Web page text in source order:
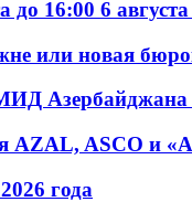
16:00 6 августа
или новая
Азербайджана
ASCO и
года